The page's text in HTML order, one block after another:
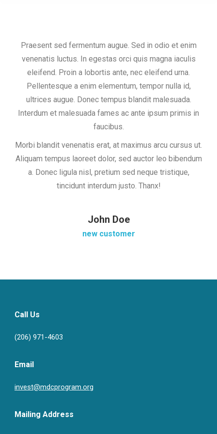
Praesent sed fermentum augue. Sed in odio et enim
venenatis luctus. In egestas orci quis magna iaculis
eleifend. Proin a lobortis ante, nec eleifend urna.
Pellentesque a enim elementum, tempor nulla id,
ultrices augue. Donec tempus blandit malesuada.
Interdum et malesuada fames ac ante ipsum primis in
faucibus.
Morbi blandit venenatis erat, at maximus arcu cursus ut.
Aliquam tempus laoreet dolor, sed auctor leo bibendum
a. Donec ligula nisl, pretium sed neque tristique,
tincidunt interdum justo. Thanx!
John Doe
new customer
Call Us
(206) 971-4603
Email
invest@mdcprogram.org
Mailing Address